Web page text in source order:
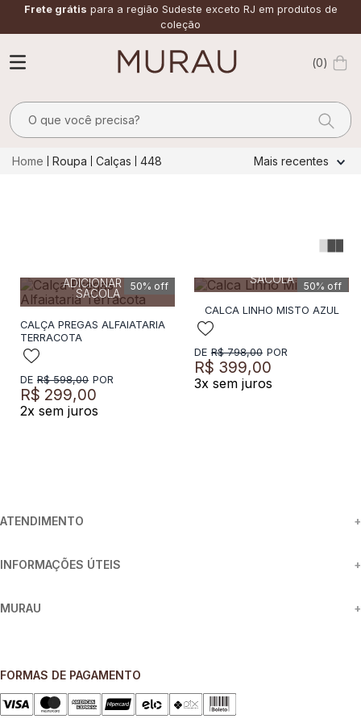
Frete grátis para a região Sudeste exceto RJ em produtos de
coleção
0
O que você precisa?
Roupa Calças 448 Mais recentes
50% off
ADICIONAR A
SACOLA
CALÇA PREGAS ALFAIATARIA
TERRACOTA
R$ 598,00
R$ 299,00
2x sem juros
50% off
SACOLA
CALCA LINHO MISTO AZUL
R$ 798,00
R$ 399,00
3x sem juros
ATENDIMENTO +
INFORMAÇÕES ÚTEIS +
MURAU +
FORMAS DE PAGAMENTO
TERMOS MAIS BUSCADOS
5º
saia
6º
verde
7º
8º
preto
9º
camisa